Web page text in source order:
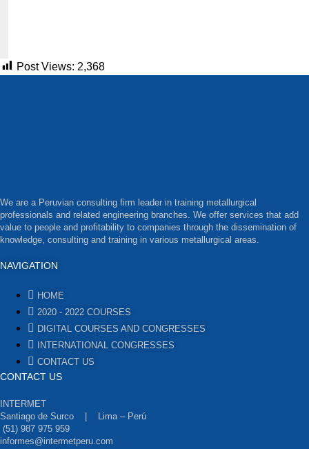
Post Views: 2,368
We are a Peruvian consulting firm leader in training metallurgical
professionals and related engineering branches. We offer services that add
value to people and profitability to companies through the dissemination of
knowledge, consulting and training in various metallurgical areas.
NAVIGATION
HOME
2020 - 2022 COURSES
DIGITAL COURSES AND CONGRESSES
INTERNATIONAL CONGRESSES
CONTACT US
CONTACT US
INTERMET
Santiago de Surco | Lima – Perú
(51) 987 975 959
informes@intermetperu.com